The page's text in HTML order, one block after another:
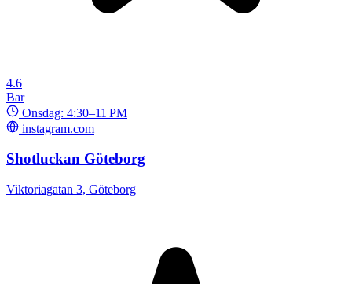
4.6
Bar
Onsdag: 4:30–11 PM
instagram.com
Shotluckan Göteborg
Viktoriagatan 3, Göteborg